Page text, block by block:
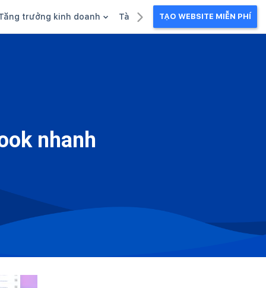
trưởng kinh doanh Tài liệu kinh doanhTẠO WEBSITE MIỄN PHÍ
nhanh